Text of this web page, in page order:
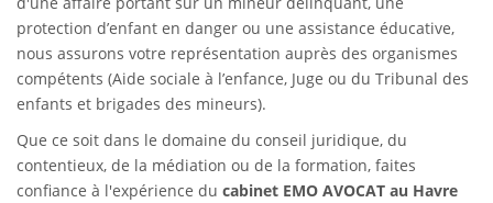
protection d’enfant en danger ou une assistance éducative,
nous assurons votre représentation auprès des organismes
compétents (Aide sociale à l’enfance, Juge ou du Tribunal des
enfants et brigades des mineurs).
Que ce soit dans le domaine du conseil juridique, du
contentieux, de la médiation ou de la formation, faites
confiance à l'expérience du cabinet EMO AVOCAT au Havre